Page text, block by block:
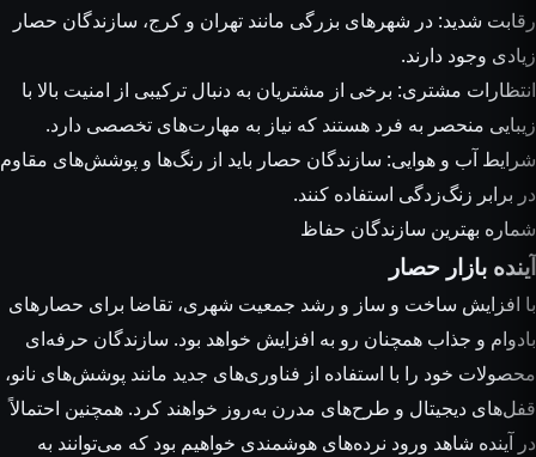
رقابت شدید: در شهرهای بزرگی مانند تهران و کرج، سازندگان حصار
زیادی وجود دارند.
انتظارات مشتری: برخی از مشتریان به دنبال ترکیبی از امنیت بالا با
زیبایی منحصر به فرد هستند که نیاز به مهارت‌های تخصصی دارد.
شرایط آب و هوایی: سازندگان حصار باید از رنگ‌ها و پوشش‌های مقاوم
در برابر زنگ‌زدگی استفاده کنند.
شماره بهترین سازندگان حفاظ
آینده بازار حصار
با افزایش ساخت و ساز و رشد جمعیت شهری، تقاضا برای حصارهای
بادوام و جذاب همچنان رو به افزایش خواهد بود. سازندگان حرفه‌ای
محصولات خود را با استفاده از فناوری‌های جدید مانند پوشش‌های نانو،
قفل‌های دیجیتال و طرح‌های مدرن به‌روز خواهند کرد. همچنین احتمالاً
در آینده شاهد ورود نرده‌های هوشمندی خواهیم بود که می‌توانند به